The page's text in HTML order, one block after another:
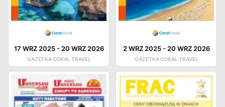
17 WRZ 2025- 20 WRZ 2026
GAZETKA CORAL TRAVEL
2 WRZ 2025- 20 WRZ 2026
GAZETKA CORAL TRAVEL